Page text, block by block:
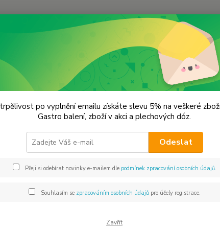
Premium koření GRIL & GULÁŠ Prémiová kvalita
& GULÁŠ Prémiová kvalita
s
po vyplnění emailu získáte slevu 5% na veškeré
Gastro balení, zboží v akci a plechových dóz.
Odeslat
Přeji si odebírat novinky e-mailem dle podmínek zpracování osobních údajů.
Souhlasím se zpracováním osobních údajůpro účely registrace.
Zavřít